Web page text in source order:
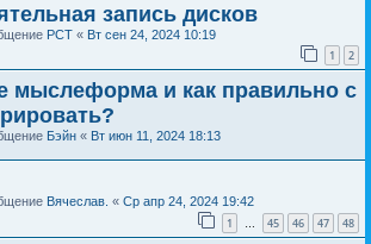
запись дисков
РСТ « Вт сен 24, 2024 10:19
1 2
мыслеформа и как правильно с
Бэйн « Вт июн 11, 2024 18:13
Вячеслав. « Ср апр 24, 2024 19:42
1 … 45 46 47 48